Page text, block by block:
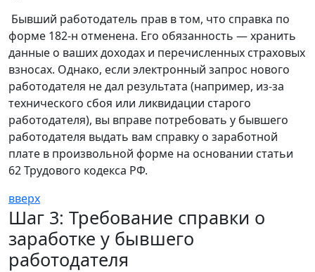
Бывший работодатель прав в том, что справка по
форме 182-н отменена. Его обязанность — хранить
данные о ваших доходах и перечисленных страховых
взносах. Однако, если электронный запрос нового
работодателя не дал результата (например, из-за
технического сбоя или ликвидации старого
работодателя), вы вправе потребовать у бывшего
работодателя выдать вам справку о заработной
плате в произвольной форме на основании статьи
62 Трудового кодекса РФ.
вверх
Шаг 3: Требование справки о
заработке у бывшего
работодателя